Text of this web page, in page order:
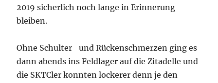
2019 sicherlich noch lange in Erinnerung
bleiben.
Ohne Schulter- und Rückenschmerzen ging es
dann abends ins Feldlager auf die Zitadelle und
die SKTCler konnten lockerer denn je den